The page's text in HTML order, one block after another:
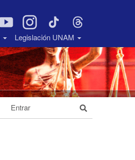
Legislación UNAM
Entrar